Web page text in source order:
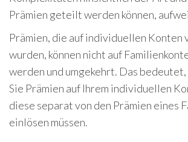
Prämien geteilt werden können,
Prämien, die auf individuellen Konten
wurden, können nicht auf
werden und umgekehrt. Das bedeutet,
Sie Prämien auf Ihrem individuellen
diese separat von den Prämien eines
einlösen müssen.